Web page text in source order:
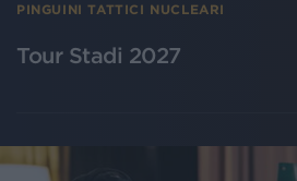
PINGUINI TATTICI NUCLEARI
Tour Stadi 2027